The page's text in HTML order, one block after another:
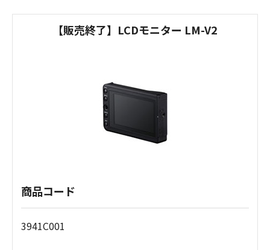
【販売終了】LCDモニター LM-V2
商品コード
3941C001